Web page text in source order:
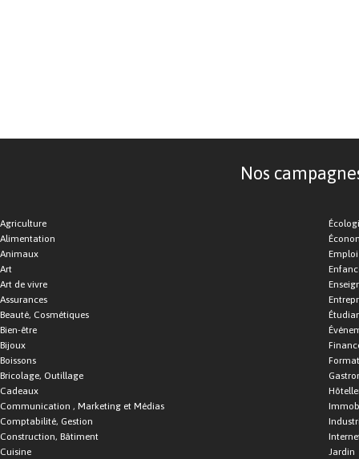
Nos
Agriculture
Alimentation
Animaux
Art
Art de vivre
Assurances
Beauté, Cosmétiques
Bien-être
Bijoux
Boissons
Bricolage, Outillage
Cadeaux
Communication , Marketing et Médias
Comptabilité, Gestion
Construction, Bâtiment
Cuisine
Emploi
Jardin